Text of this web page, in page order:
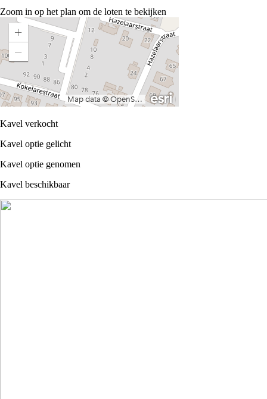
Zoom in op het plan om de loten te bekijken
Kavel verkocht
Kavel optie gelicht
Kavel optie genomen
Kavel beschikbaar